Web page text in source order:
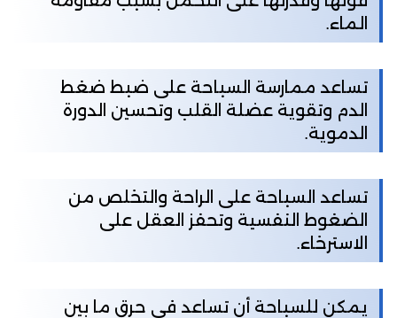
الماء.
تساعد ممارسة السباحة على ضبط ضغط
الدم وتقوية عضلة القلب وتحسين الدورة
الدموية.
تساعد السباحة على الراحة والتخلص من
الضغوط النفسية وتحفز العقل على
الاسترخاء.
يمكن للسباحة أن تساعد في حرق ما بين